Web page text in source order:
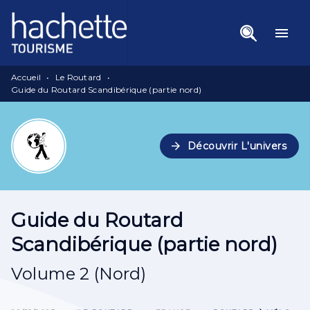
Menu Recherche
Pied De Page
menu
Accueil • Le Routard
•
Guide du Routard Scandibérique (partie nord)
arrow_forward Découvrir L'univers
Guide du Routard
Scandibérique (partie nord)
Volume 2 (Nord)